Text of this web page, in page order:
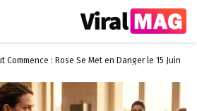
Commence : Rose Se Met en Danger le 15 Juin